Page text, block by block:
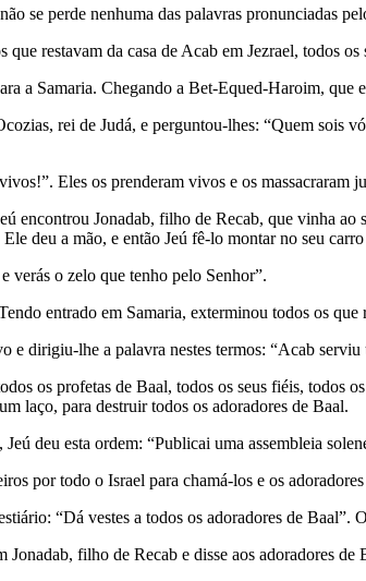
se perde nenhuma das palavras pronunciadas
que restavam da casa de Acab em Jezrael, todos
a Samaria. Chegando a Bet-Equed-Haroim, que
rei de Judá, e perguntou-lhes: “Quem sois
Eles os prenderam vivos e os
encontrou Jonadab, filho de Recab, que vinha
deu a mão, e então Jeú fê-lo montar no seu
verás o zelo que tenho pelo Senhor”.
entrado em Samaria, exterminou todos os
e dirigiu-lhe a palavra nestes termos: “Acab
os profetas de Baal, todos os seus fiéis, todos
laço, para destruir todos os adoradores de Baal.
deu esta ordem: “Publicai uma assembleia
por todo o Israel para chamá-los e os
“Dá vestes a todos os adoradores de Baal”.
Jonadab, filho de Recab e disse aos adoradores